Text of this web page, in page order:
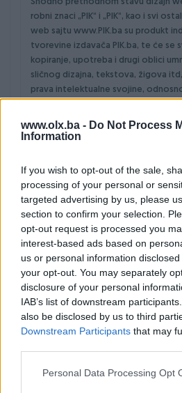
www.olx.ba - Do Not Process
Information
If you wish to opt-out of the sale,
processing of your personal or
targeted advertising by us, please
section to confirm your selection.
opt-out request is processed you
interest-based ads based on
us or personal information
your opt-out. You may separately
disclosure of your personal
IAB’s list of downstream
also be disclosed by us to third
Downstream Participants that may
Personal Data Processing Opt
robni znaci „PIK“ i „PIK“, kao i svi
web sajtu www.PIK.ba su produkt
tvorevine izdavača PIK.ba, te će se
kopiranje, upotreba i drugi oblici
sličnog dizajna, tekstova, žigova
prava intelektualne svojine,
Odredba prethodnog stava se ne
pojedinačnih oglasa, pri čemu
tačnosti, potpunosti, zakonitosti i/
sadržaja. PIK.ba se izuzima od
sudjelovanja u eventualnim
zaštitom autorskih prava oglašivača
Podaci se mogu koristiti samo na
Pravilnikom. Korištenjem podataka u
kopiranjem, prepisom,
odobrenja, postupate protivno
srodnim pravima u BiH, te
Svaki korisnik odgovara za povredu
štiti znak koji u privrednom prometu
Prijavljeni i registrovani žig